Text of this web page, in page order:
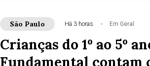
São Paulo Há 3 horas Em Geral
Crianças do 1º ao 5º
Fundamental contam